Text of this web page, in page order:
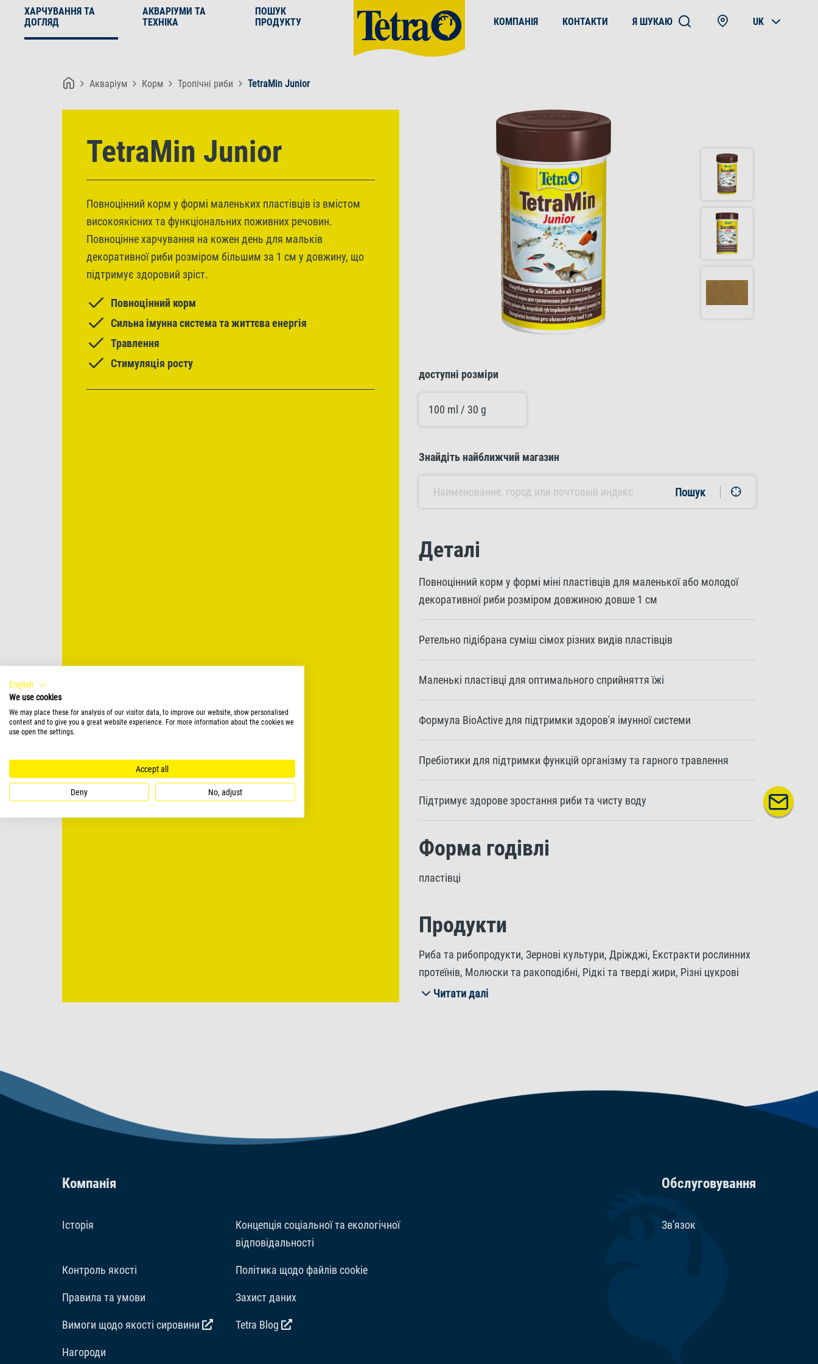
ХАРЧУВАННЯ ТА
ДОГЛЯД
АКВАРІУМИ ТА
ТЕХНІКА
ПОШУК
ПРОДУКТУ
КОМПАНІЯ КОНТАКТИ Я ШУКАЮ UK
Акваріум Корм Тропічні риби TetraMin Junior
TetraMin Junior
Повноцінний корм у формі маленьких пластівців із вмістом
високоякісних та функціональних поживних речовин.
Повноцінне харчування на кожен день для мальків
декоративної риби розміром більшим за 1 см у довжину, що
підтримує здоровий зріст.
Повноцінний корм
Сильна імунна система та життєва енергія
Травлення
Стимуляція росту
доступні розміри
100 ml / 30 g
Знайдіть найближчий магазин
Пошук
Деталі
Повноцінний корм у формі міні пластівців для маленької або молодої
декоративної риби розміром довжиною довше 1 см
Ретельно підібрана суміш сімох різних видів пластівців
Маленькі пластівці для оптимального сприйняття їжі
Формула BioActive для підтримки здоров'я імунної системи
Пребіотики для підтримки функцій організму та гарного травлення
Підтримує здорове зростання риби та чисту воду
Форма годівлі
пластівці
Продукти
Риба та рибопродукти, Зернові культури, Дріжджі, Екстракти рослинних
протеїнів, Молюски та ракоподібні, Рідкі та тверді жири, Різні цукрові
сполуки(Олігофруктоза 1%), Мінерали, Водорості.
подібний ефект: Вітамін A 17310 МО/кг, Вітамін D3 1080 МО/кг. Сполуки
Читати далі
Компанія
Історія
Концепція соціальної та екологічної
відповідальності
Контроль якості Політика щодо файлів cookie
Правила та умови Захист даних
Вимоги щодо якості сировини Tetra Blog
Hагороди
Обслуговування
Зв'язок
English
We use cookies
We may place these for analysis of our visitor data, to improve our website, show personalised
content and to give you a great website experience. For more information about the cookies we
use open the settings.
Accept all
Deny No, adjust